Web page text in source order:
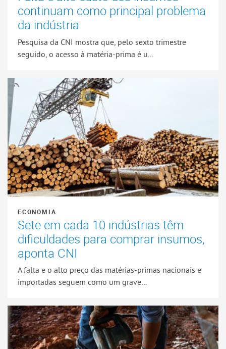
continuam como principal problema
da indústria
Pesquisa da CNI mostra que, pelo sexto trimestre
seguido, o acesso à matéria-prima é u...
ECONOMIA
Sete em cada 10 indústrias têm
dificuldades para comprar insumos,
aponta CNI
A falta e o alto preço das matérias-primas nacionais e
importadas seguem como um grave...